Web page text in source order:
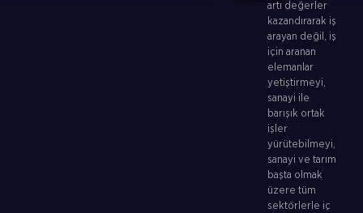
artı değerler
kazandırarak iş
arayan değil, iş
için aranan
elemanlar
yetiştirmeyi,
sanayi ile
barışık ortak
işler
yürütebilmeyi,
sanayi ve tarım
başta olmak
üzere tüm
sektörlerle iç